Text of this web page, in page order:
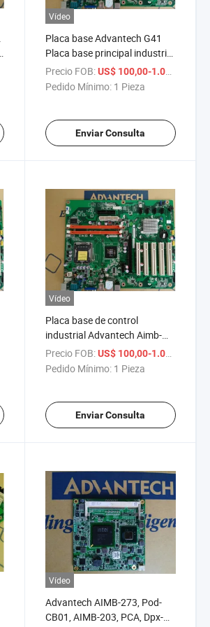
/ Pieza
Vídeo
Placa base Advantech G41
Placa base principal industrial
Aimb-769vg-00A1e Placa
base de control industrial
Precio FOB: US$ 100,00-1.000,00
Pedido Mínimo: 1 Pieza
Enviar Consulta
/ Pieza
Vídeo
Placa base de control
industrial Advantech Aimb-
502 Aimb-502vg-Ksa1e/Aimb-
502qg2, Aimb-582, Aimb-
Precio FOB: US$ 100,00-1.000,00
Pedido Mínimo: 1 Pieza
Enviar Consulta
Vídeo
Advantech AIMB-273, Pod-
CB01, AIMB-203, PCA, Dpx-